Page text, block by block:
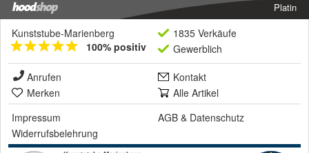
Platin
Kunststube-Marienberg
100% positiv
1835 Verkäufe
Gewerblich
Anrufen
Kontakt
Merken
Alle Artikel
Impressum
AGB & Datenschutz
Widerrufsbelehrung